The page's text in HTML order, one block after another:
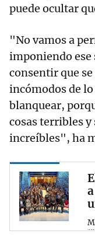
puede ocultar
"No vamos a
imponiendo
consentir que
incómodos de
blanquear,
cosas terribles y
increíbles", ha